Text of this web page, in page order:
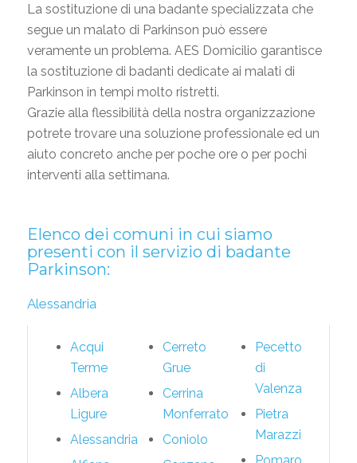
La sostituzione di una badante specializzata che
segue un malato di Parkinson può essere
veramente un problema. AES Domicilio garantisce
la sostituzione di badanti dedicate ai malati di
Parkinson in tempi molto ristretti.
Grazie alla flessibilità della nostra organizzazione
potrete trovare una soluzione professionale ed un
aiuto concreto anche per poche ore o per pochi
interventi alla settimana.
Elenco dei comuni in cui siamo
presenti con il servizio di badante
Parkinson:
Alessandria
Acqui
Terme
Albera
Ligure
Alessandria
Cerreto
Grue
Cerrina
Monferrato
Coniolo
Pecetto
di
Valenza
Pietra
Marazzi